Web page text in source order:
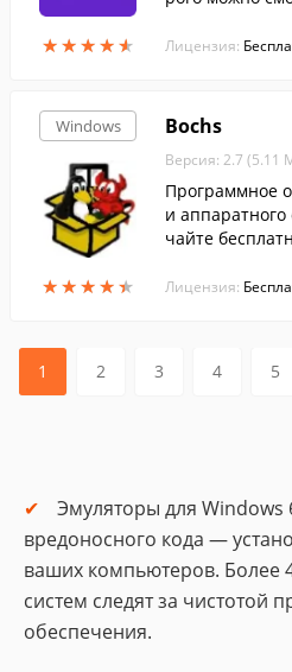
★★★★★
★★★★★ Лицензия:
Windows
★★★★★
★★★★★
Bochs
Версия: 2.7 (5.11
Программное
и аппаратного
чайте
Лицензия:
1 2 3 4 5
Эмуляторы для
вредоносного кода —
ваших компьютеров. Более
систем следят за чистотой
обеспечения.